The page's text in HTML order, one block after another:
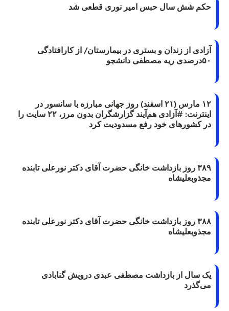
حکم شش سال حبس امیر نوری قطعی شد
آزادی از زندان و بستری در بیمارستان/ از کارافتادگی
۵۰درصدی ریه مصطفی دانشجو
۱۲ مارس (۲۱ اسفند) روز جهانی مبارزه با سانسور در
اینترنت: #آزادی هم‌آیند گزارشگران‌ بدون مرز، ۲۲ سایت را
در کشورهای خود رفع مسدودیت کرد
۳۸۹ روز بازداشت خانگی حضرت آقای دکتر نورعلی تابنده
مجذوبعلیشاه
۳۸۸ روز بازداشت خانگی حضرت آقای دکتر نورعلی تابنده
مجذوبعلیشاه
یک سال از بازداشت مصطفی عبدی درویش گنابادی
می‌گذرد